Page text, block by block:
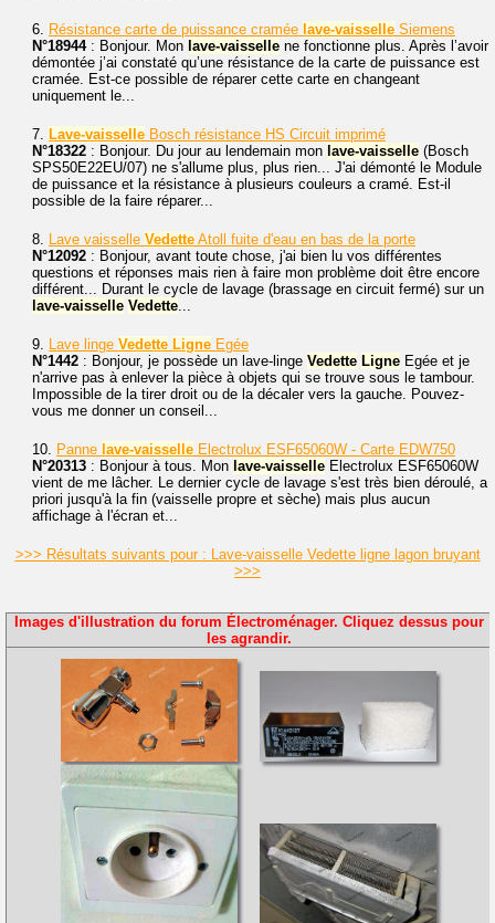
6. Résistance carte de puissance cramée lave-vaisselle Siemens
N°18944: Bonjour. Mon lave-vaisselle ne fonctionne plus. Après l’avoir
démontée j’ai constaté qu’une résistance de la carte de puissance est
cramée. Est-ce possible de réparer cette carte en changeant
uniquement le...
7. Lave-vaisselle Bosch résistance HS Circuit imprimé
N°18322 : Bonjour. Du jour au lendemain mon lave-vaisselle (Bosch
SPS50E22EU/07) ne s'allume plus, plus rien... J'ai démonté le Module
de puissance et la résistance à plusieurs couleurs a cramé. Est-il
possible de la faire réparer...
8. Lave vaisselle Vedette Atoll fuite d'eau en bas de la porte
N°12092 : Bonjour, avant toute chose, j'ai bien lu vos différentes
questions et réponses mais rien à faire mon problème doit être encore
différent... Durant le cycle de lavage (brassage en circuit fermé) sur un
lave-vaisselle Vedette...
9. Lave linge Vedette Ligne Egée
N°1442 : Bonjour, je possède un lave-linge Vedette Ligne Egée et je
n'arrive pas à enlever la pièce à objets qui se trouve sous le tambour.
Impossible de la tirer droit ou de la décaler vers la gauche. Pouvez-
vous me donner un conseil...
10. Panne lave-vaisselle Electrolux ESF65060W - Carte EDW750
N°20313 : Bonjour à tous. Mon lave-vaisselle Electrolux ESF65060W
vient de me lâcher. Le dernier cycle de lavage s'est très bien déroulé, a
priori jusqu'à la fin (vaisselle propre et sèche) mais plus aucun
affichage à l'écran et...
>>> Résultats suivants pour : Lave-vaisselle Vedette ligne lagon bruyant
>>>
Images d'illustration du forum Électroménager. Cliquez dessus pour
les agrandir.